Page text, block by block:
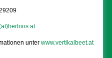
unterwww.vertikalbeet.at